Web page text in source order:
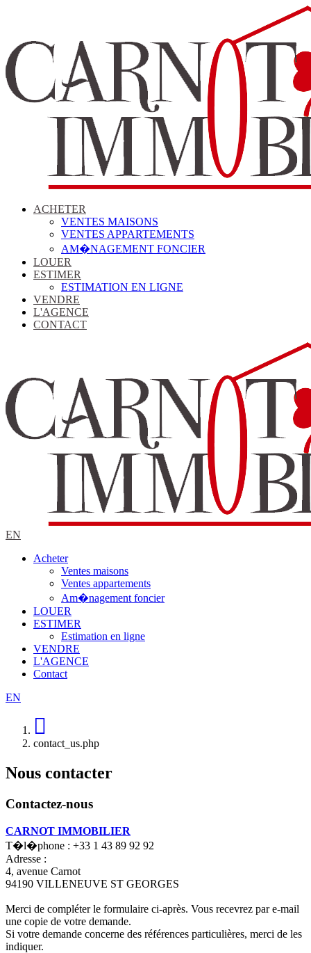
ACHETER
VENTES MAISONS
VENTES APPARTEMENTS
AM�NAGEMENT FONCIER
LOUER
ESTIMER
ESTIMATION EN LIGNE
VENDRE
L'AGENCE
CONTACT
EN
Acheter
Ventes maisons
Ventes appartements
Am�nagement foncier
LOUER
ESTIMER
Estimation en ligne
VENDRE
L'AGENCE
Contact
EN
contact_us.php
Nous contacter
Contactez-nous
CARNOT IMMOBILIER
T�l�phone : +33 1 43 89 92 92
Adresse :
4, avenue Carnot
94190 VILLENEUVE ST GEORGES
Merci de compléter le formulaire ci-après. Vous recevrez par e-mail
une copie de votre demande.
Si votre demande concerne des références particulières, merci de les
indiquer.